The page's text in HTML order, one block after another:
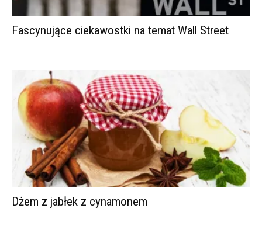
Fascynujące ciekawostki na temat Wall Street
Dżem z jabłek z cynamonem